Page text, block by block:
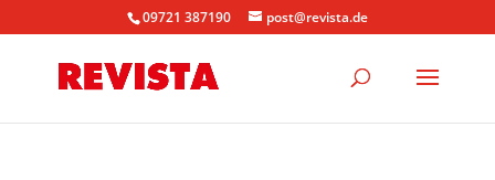
09721 387190 post@revista.de